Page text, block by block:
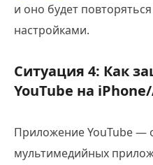
и оно будет
настройками.
Ситуация 4: Как
YouTube на
Приложение YouTube —
мультимедийных